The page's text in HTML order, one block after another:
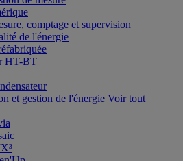
comptage et supervision
de l'énergie
HT-BT
et gestion de l'énergie Voir tout